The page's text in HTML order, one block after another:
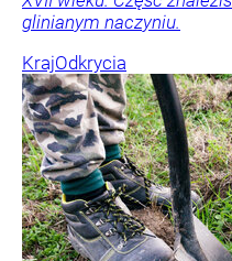
glinianym naczyniu.
KrajOdkrycia